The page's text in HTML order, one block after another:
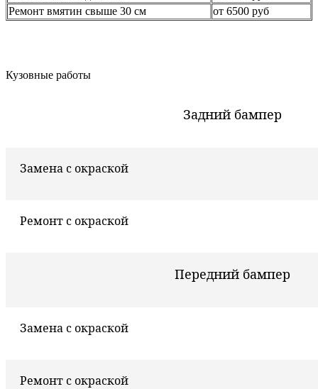
Ремонт вмятин свыше 30 см
от 6500 руб
Кузовные работы
Задний бампер
Замена с окраской
Ремонт с окраской
Передний бампер
Замена с окраской
Ремонт с окраской